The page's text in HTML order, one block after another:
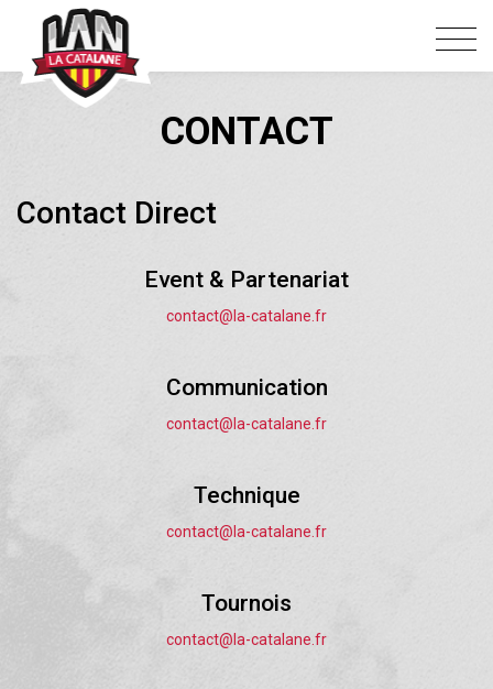
CONTACT
Contact Direct
Event & Partenariat
contact@la-catalane.fr
Communication
contact@la-catalane.fr
Technique
contact@la-catalane.fr
Tournois
contact@la-catalane.fr